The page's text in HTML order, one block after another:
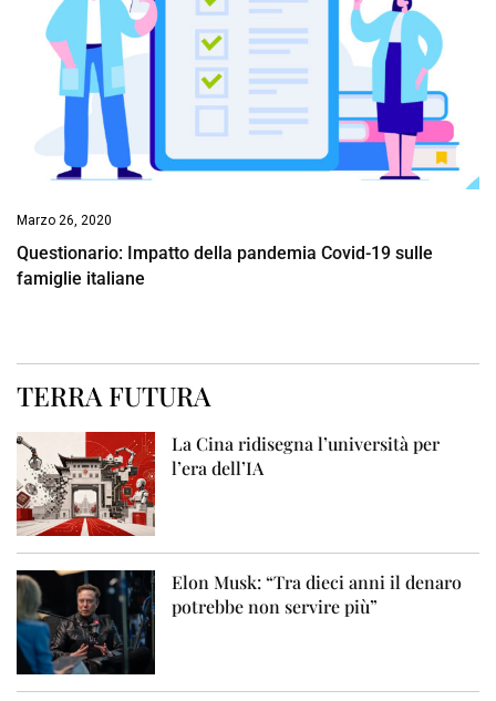
Marzo 26, 2020
Questionario: Impatto della pandemia Covid-19 sulle
famiglie italiane
TERRA FUTURA
La Cina ridisegna l’università per
l’era dell’IA
Elon Musk: “Tra dieci anni il denaro
potrebbe non servire più”